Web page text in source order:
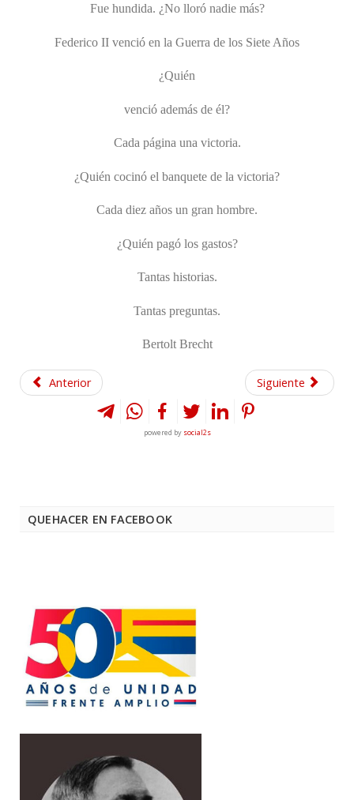
Fue hundida. ¿No lloró nadie más?
Federico II venció en la Guerra de los Siete Años
¿Quién
venció además de él?
Cada página una victoria.
¿Quién cocinó el banquete de la victoria?
Cada diez años un gran hombre.
¿Quién pagó los gastos?
Tantas historias.
Tantas preguntas.
Bertolt Brecht
Anterior Siguiente
powered by social2s
QUEHACER EN FACEBOOK